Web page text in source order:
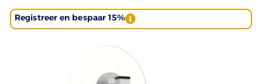
Registreer en bespaar 15%